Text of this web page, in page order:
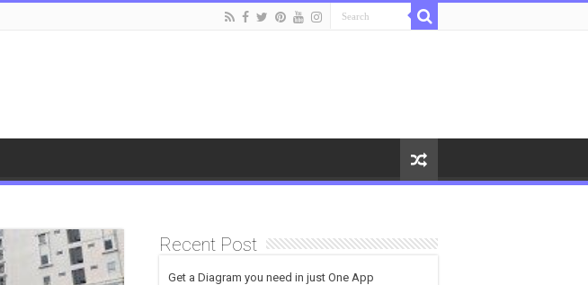
Recent Post
Get a Diagram you need in just One App